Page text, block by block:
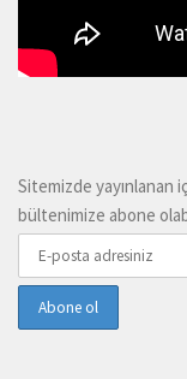
Sitemizde yayınlanan
bültenimize abone